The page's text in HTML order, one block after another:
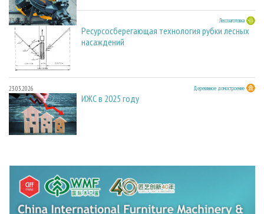
23.03.2026 Лесозаготовка
Ресурсосберегающая технология рубки лесных
насаждений
23.03.2026 Деревянное домостроение
ИЖС в 2025 году